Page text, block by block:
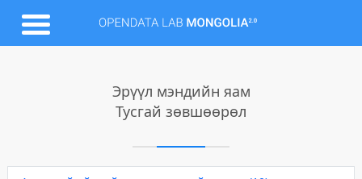
Эрүүл мэндийн яам
Тусгай зөвшөөрөл